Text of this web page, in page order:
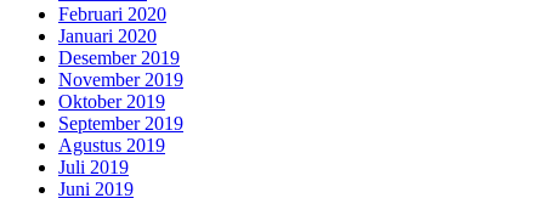
Februari 2020
Januari 2020
Desember 2019
November 2019
Oktober 2019
September 2019
Agustus 2019
Juli 2019
Juni 2019